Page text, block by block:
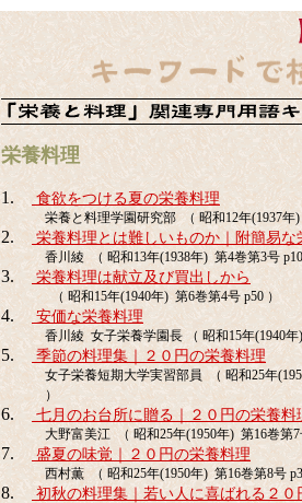
栄養料理
1. 食欲をつける夏の栄養料理
栄養と料理学園研究部 （ 昭和12年(1937年
2. 栄養料理とは難しいものか｜附簡易な
香川綾 （ 昭和13年(1938年) 第4巻第3号
3. 栄養料理は献立及び買出しから
（ 昭和15年(1940年) 第6巻第4号 p50 ）
4. 安価な栄養料理
香川綾 女子栄養学園長 （ 昭和15年(1940
5. 季節の料理集｜２０円の栄養料理
女子栄養短期大学実習部員 （ 昭和25年
）
6. 七月のお台所に贈る｜２０円の栄養料
大野富美江 （ 昭和25年(1950年) 第16巻第7
7. 盛夏の味覚｜２０円の栄養料理
西村薫 （ 昭和25年(1950年) 第16巻第8号
8. 初秋の料理集｜若い人に喜ばれる２０